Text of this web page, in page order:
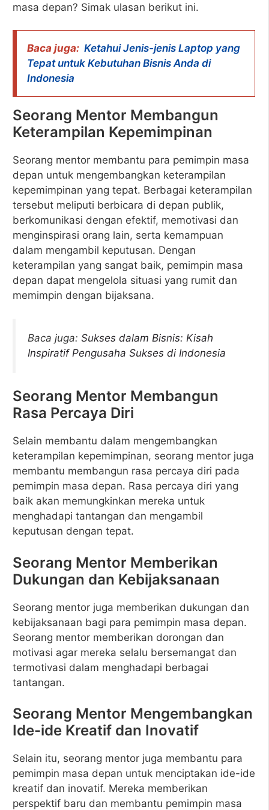
masa depan? Simak ulasan berikut ini.
Baca juga: Ketahui Jenis-jenis Laptop yang
Tepat untuk Kebutuhan Bisnis Anda di
Indonesia
Seorang Mentor Membangun
Keterampilan Kepemimpinan
Seorang mentor membantu para pemimpin masa
depan untuk mengembangkan keterampilan
kepemimpinan yang tepat. Berbagai keterampilan
tersebut meliputi berbicara di depan publik,
berkomunikasi dengan efektif, memotivasi dan
menginspirasi orang lain, serta kemampuan
dalam mengambil keputusan. Dengan
keterampilan yang sangat baik, pemimpin masa
depan dapat mengelola situasi yang rumit dan
memimpin dengan bijaksana.
Baca juga: Sukses dalam Bisnis: Kisah
Inspiratif Pengusaha Sukses di Indonesia
Seorang Mentor Membangun
Rasa Percaya Diri
Selain membantu dalam mengembangkan
keterampilan kepemimpinan, seorang mentor juga
membantu membangun rasa percaya diri pada
pemimpin masa depan. Rasa percaya diri yang
baik akan memungkinkan mereka untuk
menghadapi tantangan dan mengambil
keputusan dengan tepat.
Seorang Mentor Memberikan
Dukungan dan Kebijaksanaan
Seorang mentor juga memberikan dukungan dan
kebijaksanaan bagi para pemimpin masa depan.
Seorang mentor memberikan dorongan dan
motivasi agar mereka selalu bersemangat dan
termotivasi dalam menghadapi berbagai
tantangan.
Seorang Mentor Mengembangkan
Ide-ide Kreatif dan Inovatif
Selain itu, seorang mentor juga membantu para
pemimpin masa depan untuk menciptakan ide-ide
kreatif dan inovatif. Mereka memberikan
perspektif baru dan membantu pemimpin masa